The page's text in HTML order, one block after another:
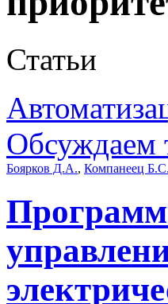
Статьи
Обсуждаем
Боярков Д.А., Компанеец Б.С.